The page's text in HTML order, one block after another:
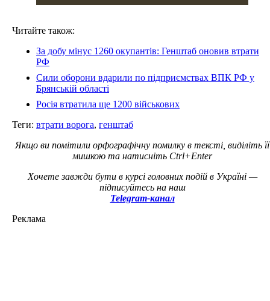
Читайте також:
За добу мінус 1260 окупантів: Генштаб оновив втрати
РФ
Сили оборони вдарили по підприємствах ВПК РФ у
Брянській області
Росія втратила ще 1200 військових
Теги: втрати ворога, генштаб
Якщо ви помітили орфографічну помилку в тексті, виділіть її
мишкою та натисніть Ctrl+Enter
Хочете завжди бути в курсі головних подій в Україні —
підписуйтесь на наш
Telegram-канал
Реклама